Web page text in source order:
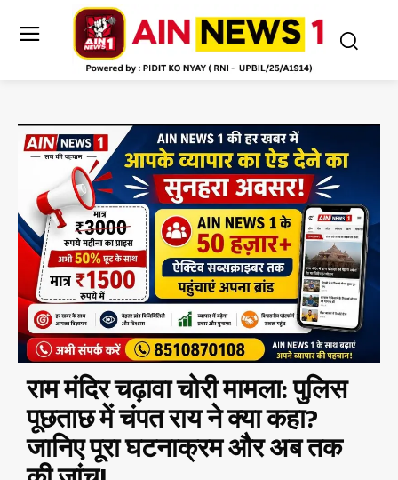
राम मंदिर चढ़ावा चोरी मामला: पुलिस
पूछताछ में चंपत राय ने क्या कहा?
जानिए पूरा घटनाक्रम और अब तक